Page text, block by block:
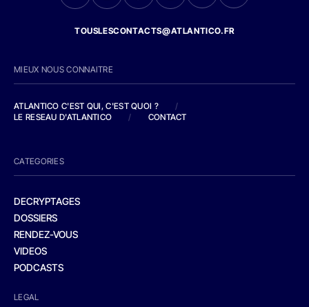
TOUSLESCONTACTS@ATLANTICO.FR
MIEUX NOUS CONNAITRE
ATLANTICO C'EST QUI, C'EST QUOI ?
/
LE RESEAU D'ATLANTICO
/ CONTACT
CATEGORIES
DECRYPTAGES
DOSSIERS
RENDEZ-VOUS
VIDEOS
PODCASTS
LEGAL